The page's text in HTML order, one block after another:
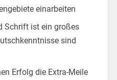
einarbeiten
Schrift ist ein großes
sind
Erfolg die Extra-Meile